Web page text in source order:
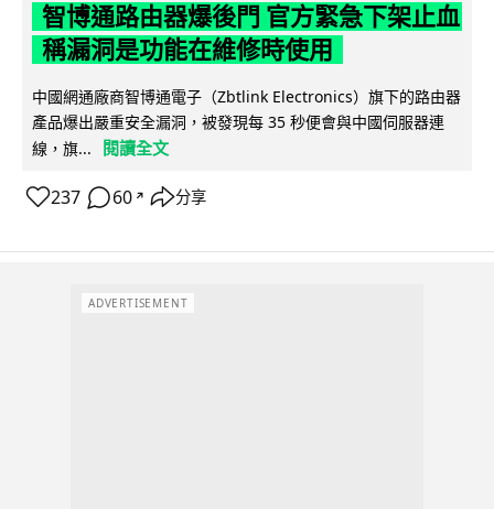
智博通路由器爆後門 官方緊急下架止血
稱漏洞是功能在維修時使用
中國網通廠商智博通電子（Zbtlink Electronics）旗下的路由器
產品爆出嚴重安全漏洞，被發現每 35 秒便會與中國伺服器連
線，旗...
閱讀全文
237 60 ↗ 分享
ADVERTISEMENT